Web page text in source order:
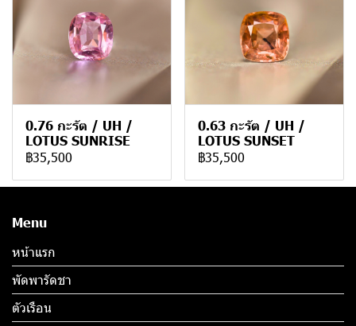
0.76 กะรัต / UH /
LOTUS SUNRISE
฿35,500
0.63 กะรัต / UH /
LOTUS SUNSET
฿35,500
Menu
หน้าแรก
พัดพารัดชา
ตัวเรือน